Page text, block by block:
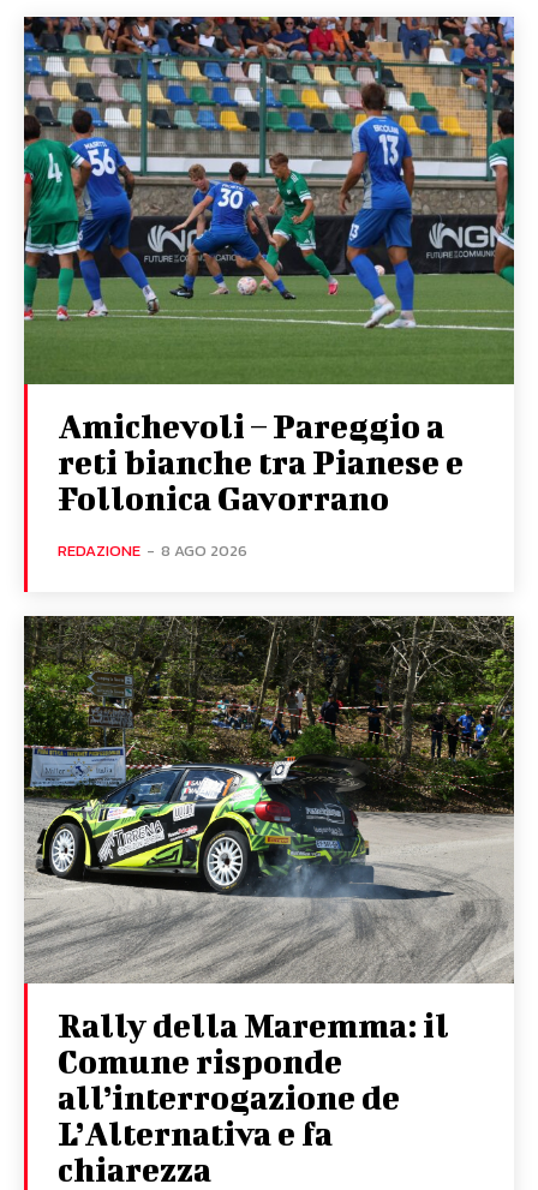
Amichevoli – Pareggio a
reti bianche tra Pianese e
Follonica Gavorrano
REDAZIONE - 8 AGO 2026
Rally della Maremma: il
Comune risponde
all’interrogazione de
L’Alternativa e fa
chiarezza